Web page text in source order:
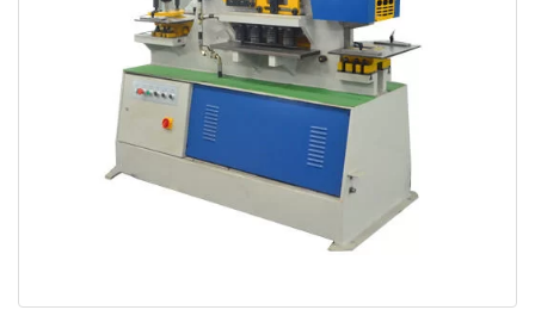
hoidikuga, mida saab masina lõikevõimsuse piires
mis tahes materjali paksusega reguleerida.
Reguleeritavate juhikutega nihkesöötmislaud on
paigaldatud, et võimaldada materjalide täpset